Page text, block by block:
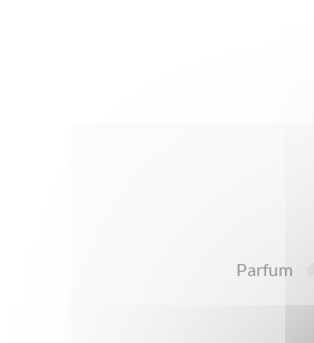
Parfum